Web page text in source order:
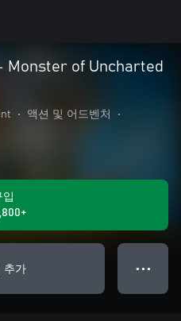
Monster of Uncharted
• 액션 및 어드벤처
•
입
추가 ● ● ●